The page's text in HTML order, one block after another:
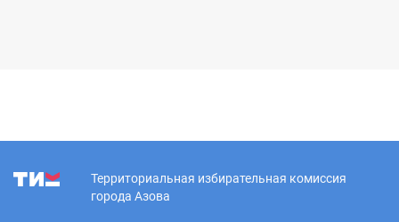
Территориальная избирательная комиссия
города Азова